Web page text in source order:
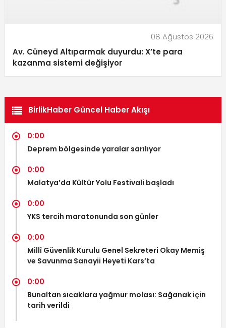
08 Ağustos 2026
Av. Cüneyd Altıparmak duyurdu: X’te para
kazanma sistemi değişiyor
BirlikHaber Güncel Haber Akışı
0:00
Deprem bölgesinde yaralar sarılıyor
0:00
Malatya’da Kültür Yolu Festivali başladı
0:00
YKS tercih maratonunda son günler
0:00
Millî Güvenlik Kurulu Genel Sekreteri Okay Memiş
ve Savunma Sanayii Heyeti Kars’ta
0:00
Bunaltan sıcaklara yağmur molası: Sağanak için
tarih verildi